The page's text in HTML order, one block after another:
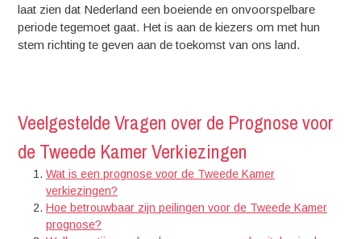
laat zien dat Nederland een boeiende en onvoorspelbare
periode tegemoet gaat. Het is aan de kiezers om met hun
stem richting te geven aan de toekomst van ons land.
Veelgestelde Vragen over de Prognose voor
de Tweede Kamer Verkiezingen
Wat is een prognose voor de Tweede Kamer
verkiezingen?
Hoe betrouwbaar zijn peilingen voor de Tweede Kamer
prognose?